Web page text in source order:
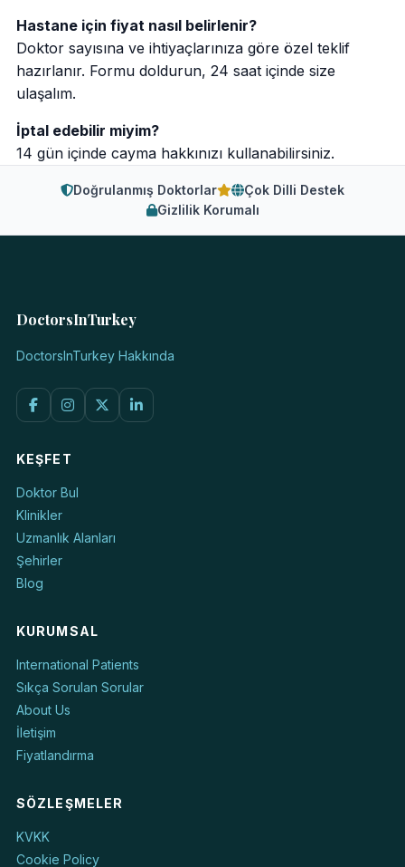
Hastane için fiyat nasıl belirlenir?
Doktor sayısına ve ihtiyaçlarınıza göre özel teklif
hazırlanır. Formu doldurun, 24 saat içinde size
ulaşalım.
İptal edebilir miyim?
14 gün içinde cayma hakkınızı kullanabilirsiniz.
Doğrulanmış Doktorlar
Çok Dilli Destek
Gizlilik Korumalı
DoctorsInTurkey
DoctorsInTurkey Hakkında
KEŞFET
Doktor Bul
Klinikler
Uzmanlık Alanları
Şehirler
Blog
KURUMSAL
International Patients
Sıkça Sorulan Sorular
About Us
İletişim
Fiyatlandırma
SÖZLEŞMELER
KVKK
Cookie Policy